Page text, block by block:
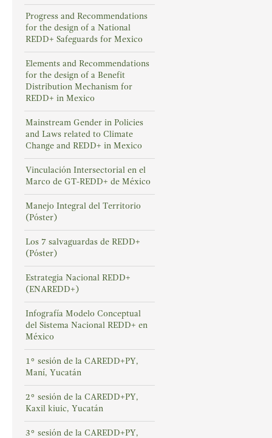
Progress and Recommendations
for the design of a National
REDD+ Safeguards for Mexico
Elements and Recommendations
for the design of a Benefit
Distribution Mechanism for
REDD+ in Mexico
Mainstream Gender in Policies
and Laws related to Climate
Change and REDD+ in Mexico
Vinculación Intersectorial en el
Marco de GT-REDD+ de México
Manejo Integral del Territorio
(Póster)
Los 7 salvaguardas de REDD+
(Póster)
Estrategia Nacional REDD+
(ENAREDD+)
Infografía Modelo Conceptual
del Sistema Nacional REDD+ en
México
1° sesión de la CAREDD+PY,
Maní, Yucatán
2° sesión de la CAREDD+PY,
Kaxil kiuic, Yucatán
3° sesión de la CAREDD+PY,